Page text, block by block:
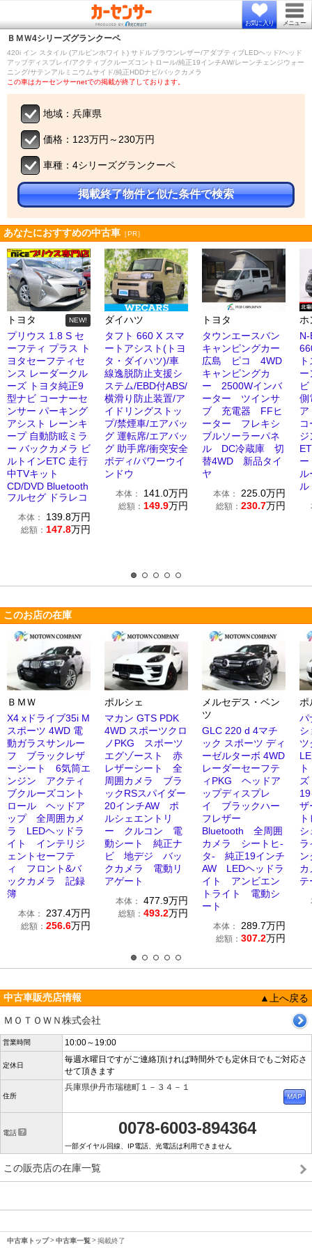
お気に入り メニュー
ＢＭＷ4シリーズグランクーペ
420i イン スタイル (アルピンホワイト) サドルブラウンレザー/アダプティブLEDヘッド/ヘッド
アップディスプレイ/アクティブクルーズコントロール/純正19インチAW/レーンチェンジウォー
ニング/サテンアルミニウムサイド/純正HDDナビ/バックカメラ
この車はカーセンサーnetでの掲載が終了しております。
地域：兵庫県
価格：123万円～230万円
車種：4シリーズグランクーペ
掲載終了物件と似た条件で検索
あなたにおすすめの中古車 ［PR］
トヨタ NEW!
プリウス 1.8 S セ
ーフティ プラス ト
ヨタセーフティセ
ンス レーダークル
ーズ トヨタ純正9
型ナビ コーナーセ
ンサー パーキング
アシスト レーンキ
ープ 自動防眩ミラ
ー バックカメラ ビ
ルトインETC 走行
中TVキット
CD/DVD Bluetooth
フルセグ ドラレコ
本体： 139.8万円
総額： 147.8万円
ダイハツ
タフト 660 X スマ
ートアシスト(トヨ
タ・ダイハツ)/車
線逸脱防止支援シ
ステム/EBD付ABS/
横滑り防止装置/ア
イドリングストッ
プ/禁煙車/エアバッ
グ 運転席/エアバッ
グ 助手席/衝突安全
ボディ/パワーウイ
ンドウ
本体： 141.0万円
総額： 149.9万円
トヨタ
タウンエースバン
キャンピングカー
広島 ピコ 4WD
キャンピングカ
ー 2500Wインバ
ーター ツインサ
ブ 充電器 FFヒ
ーター フレキシ
ブルソーラーパネ
ル DC冷蔵庫 切
替4WD 新品タイ
ヤ
本体： 225.0万円
総額： 230.7万円
ホ
ー
側
ア
ジ
ー
ル
このお店の在庫
ＢＭＷ
X4 xドライブ35i M
スポーツ 4WD 電
動ガラスサンルー
フ ブラックレザ
ーシート 6気筒エ
ンジン アクティ
ブクルーズコント
ロール ヘッドア
ップ 全周囲カメ
ラ LEDヘッドラ
イト インテリジ
ェントセーフテ
ィ フロント&バ
ックカメラ 記録
簿
本体： 237.4万円
総額： 256.6万円
ポルシェ
マカン GTS PDK
4WD スポーツクロ
ノPKG スポーツ
エグゾースト 赤
レザーシート 全
周囲カメラ ブラ
ックRSスパイダー
20インチAW ポ
ルシェエントリ
ー クルコン 電
動シート 純正ナ
ビ 地デジ バッ
クカメラ 電動リ
アゲート
本体： 477.9万円
総額： 493.2万円
メルセデス・ベン
ツ
GLC 220 d 4マチ
ック スポーツ ディ
ーゼルターボ 4WD
レーダーセーフテ
ィPKG ヘッドア
ップディスプレ
イ ブラックハー
フレザー
Bluetooth 全周囲
カメラ シートヒ-
タ- 純正19インチ
AW LEDヘッドラ
イト アンビエン
トライト 電動シ
ート
本体： 289.7万円
総額： 307.2万円
ポ
パ
シ
ザ
シ
テ
中古車販売店情報
▲上へ戻る
ＭＯＴＯＷＮ株式会社
営業時間 10:00～19:00
定休日
毎週水曜日ですがご連絡頂ければ時間外でも定休日でもご対応さ
せて頂きます
住所
兵庫県伊丹市瑞穂町１－３４－１
電話 0078-6003-894364
一部ダイヤル回線、IP電話、光電話は利用できません
この販売店の在庫一覧
中古車トップ 中古車一覧 掲載終了